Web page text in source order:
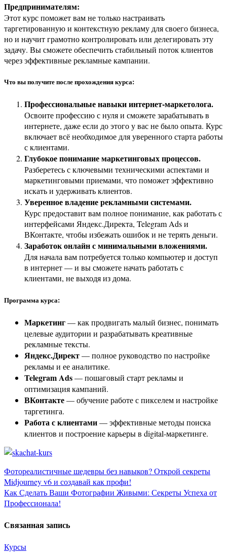
Предпринимателям:
Этот курс поможет вам не только настраивать
таргетированную и контекстную рекламу для своего бизнеса,
но и научит грамотно контролировать или делегировать эту
задачу. Вы сможете обеспечить стабильный поток клиентов
через эффективные рекламные кампании.
Что вы получите после прохождения курса:
Профессиональные навыки интернет-маркетолога.
Освоите профессию с нуля и сможете зарабатывать в
интернете, даже если до этого у вас не было опыта. Курс
включает всё необходимое для уверенного старта работы
с клиентами.
Глубокое понимание маркетинговых процессов.
Разберетесь с ключевыми техническими аспектами и
маркетинговыми приемами, что поможет эффективно
искать и удерживать клиентов.
Уверенное владение рекламными системами.
Курс предоставит вам полное понимание, как работать с
интерфейсами Яндекс.Директа, Telegram Ads и
ВКонтакте, чтобы избежать ошибок и не терять деньги.
Заработок онлайн с минимальными вложениями.
Для начала вам потребуется только компьютер и доступ
в интернет — и вы сможете начать работать с
клиентами, не выходя из дома.
Программа курса:
Маркетинг— как продвигать малый бизнес, понимать
целевые аудитории и разрабатывать креативные
рекламные тексты.
Яндекс.Директ— полное руководство по настройке
рекламы и ее аналитике.
Telegram Ads— пошаговый старт рекламы и
оптимизация кампаний.
ВКонтакте— обучение работе с пикселем и настройке
таргетинга.
Работа с клиентами— эффективные методы поиска
клиентов и построение карьеры в digital-маркетинге.
Навигация
по
записям
Фотореалистичные шедевры без навыков? Открой секреты
Midjourney v6 и создавай как профи!
Как Сделать Ваши Фотографии Живыми: Секреты Успеха от
Профессионала!
Связанная запись
Курсы